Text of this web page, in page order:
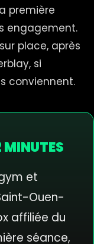
première
engagement.
place, après
si
conviennent.
MINUTES
et
Ouen-
affiliée du
séance,